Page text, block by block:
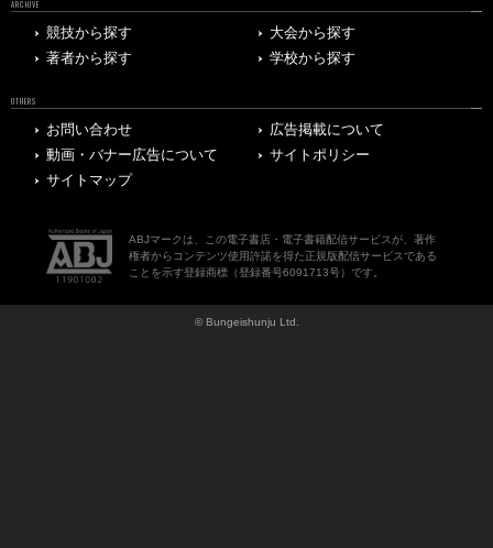
ARCHIVE
競技から探す
大会から探す
著者から探す
学校から探す
OTHERS
お問い合わせ
広告掲載について
動画・バナー広告について
サイトポリシー
サイトマップ
ABJマークは、この電子書店・電子書籍配信サービスが、著作
権者からコンテンツ使用許諾を得た正規版配信サービスである
ことを示す登録商標（登録番号6091713号）です。
© Bungeishunju Ltd.